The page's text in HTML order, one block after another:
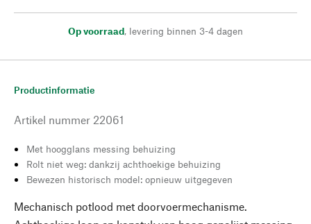
Op voorraad, levering binnen 3-4 dagen
Productinformatie
Artikel nummer 22061
Met hoogglans messing behuizing
Rolt niet weg: dankzij achthoekige behuizing
Bewezen historisch model: opnieuw uitgegeven
Mechanisch potlood met doorvoermechanisme.